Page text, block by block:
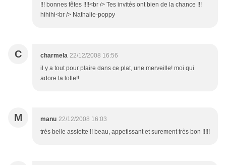
!!! bonnes fêtes !!!!<br /> Tes invités ont bien de la chance !!!
hihihi<br /> Nathalie-poppy
C charmela 22/12/2008 16:56
il y a tout pour plaire dans ce plat, une merveille! moi qui
adore la lotte!!
M manu 22/12/2008 16:03
très belle assiette !! beau, appetissant et surement très bon !!!!!